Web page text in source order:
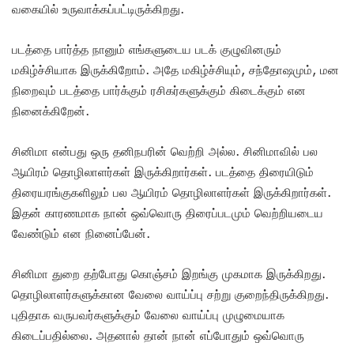
வகையில் உருவாக்கப்பட்டிருக்கிறது.
படத்தை பார்த்த நானும் எங்களுடைய படக் குழுவினரும்
மகிழ்ச்சியாக இருக்கிறோம். அதே மகிழ்ச்சியும், சந்தோஷமும், மன
நிறைவும் படத்தை பார்க்கும் ரசிகர்களுக்கும் கிடைக்கும் என
நினைக்கிறேன்.
சினிமா என்பது ஒரு தனிநபரின் வெற்றி அல்ல. சினிமாவில் பல
ஆயிரம் தொழிலாளர்கள் இருக்கிறார்கள். படத்தை திரையிடும்
திரையரங்குகளிலும் பல ஆயிரம் தொழிலாளர்கள் இருக்கிறார்கள்.
இதன் காரணமாக நான் ஒவ்வொரு திரைப்படமும் வெற்றியடைய
வேண்டும் என நினைப்பேன்.
சினிமா துறை தற்போது கொஞ்சம் இறங்கு முகமாக இருக்கிறது.
தொழிலாளர்களுக்கான வேலை வாய்ப்பு சற்று குறைந்திருக்கிறது.
புதிதாக வருபவர்களுக்கும் வேலை வாய்ப்பு முழுமையாக
கிடைப்பதில்லை. அதனால் தான் நான் எப்போதும் ஒவ்வொரு